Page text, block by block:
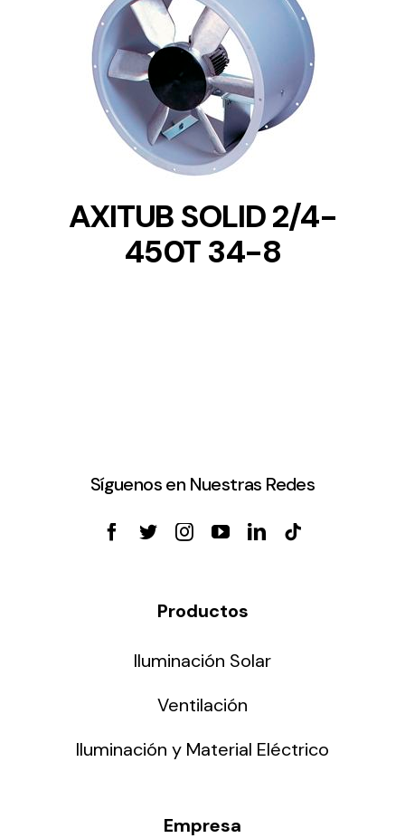
DETAILS
AXITUB SOLID 2/4-
450T 34-8
Síguenos en Nuestras Redes
Productos
Iluminación Solar
Ventilación
Iluminación y Material Eléctrico
Empresa